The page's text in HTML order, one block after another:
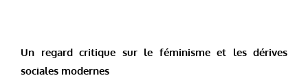
Un regard critique sur le féminisme et les dérives
sociales modernes